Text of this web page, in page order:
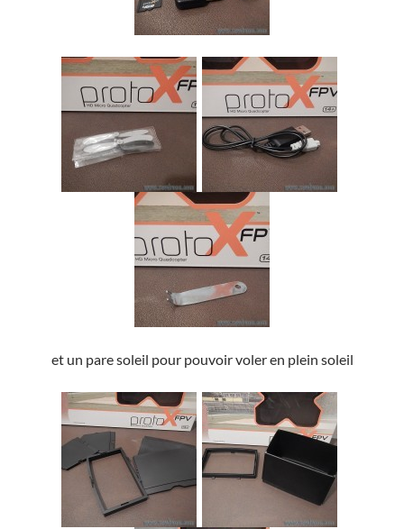
et un pare soleil pour pouvoir voler en plein soleil